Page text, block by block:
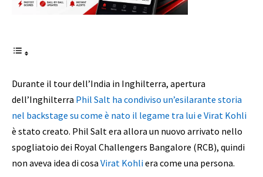
Durante il tour dell’India in Inghilterra, apertura
dell’Inghilterra Phil Salt ha condiviso un’esilarante storia
nel backstage su come è nato il legame tra lui e Virat Kohli
è stato creato. Phil Salt era allora un nuovo arrivato nello
spogliatoio dei Royal Challengers Bangalore (RCB), quindi
non aveva idea di cosa Virat Kohliera come una persona.